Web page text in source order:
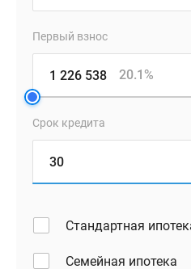
Первый взнос
20.1%
Срок кредита
Стандартная
Семейная ипотека